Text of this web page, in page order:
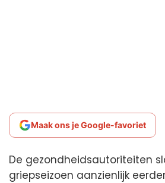
Maak ons je Google-favoriet
De gezondheidsautoriteiten
griepseizoen aanzienlijk